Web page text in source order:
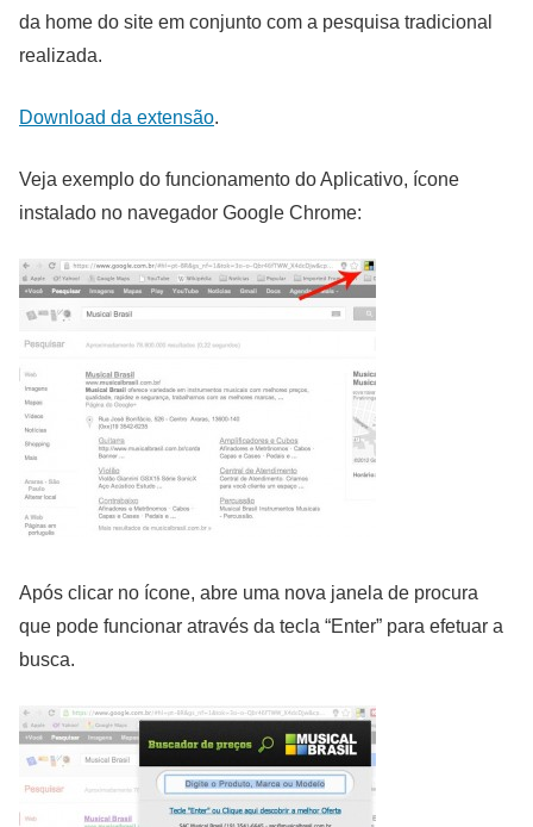
da home do site em conjunto com a pesquisa tradicional
realizada.
Download da extensão.
Veja exemplo do funcionamento do Aplicativo, ícone
instalado no navegador Google Chrome:
Após clicar no ícone, abre uma nova janela de procura
que pode funcionar através da tecla “Enter” para efetuar a
busca.